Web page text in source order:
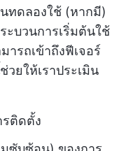
นทดลองใช้ (หากมี)
บวนการเริ่มต้นใช้
ารถเข้าถึงฟีเจอร์
ยให้เราประเมิน
ติดตั้ง